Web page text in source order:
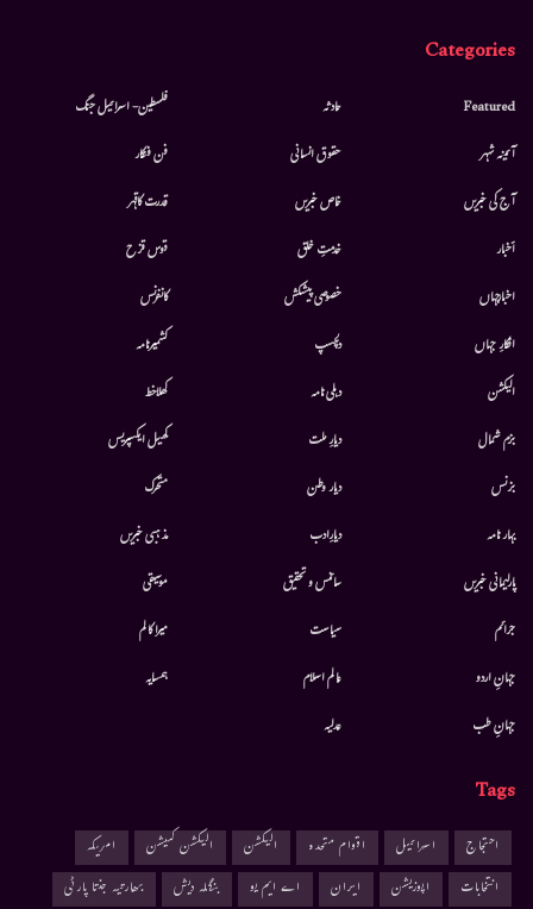
Categories
Featured
آئینہ شہر
آج کی خبریں
أخبار
اخبارجہاں
افکارِ جہاں
الیکشن
بزم شمال
بزنس
بہار نامہ
پارلیمانی خبریں
جرائم
جہانِ اردو
جہانِ طب
حادثہ
حقوق انسانی
خاص خبریں
خدمتِ خلق
خصوصی پیشکش
دلچسپ
دہلی نامہ
دیارِ ملت
دیار وطن
دیارِادب
سائنس و تحقیق
سیاست
عالم اسلام
عدلیہ
فلسطین- اسرائیل جنگ
فن فنکار
قدرت کاقہر
قوس قزح
کانفرنس
کشمیرنامہ
کھلاخط
کھیل ایکسپریس
متحرك
مذہبی خبریں
موسيقى
میرا کالم
ہمسایہ
Tags
احتجاج اسرائیل اقوام متحدہ الیکشن الیکشن کمیشن
امریکہ
انتخابات
اپوزیشن ایران اے ایم یو بنگلہ دیش
بھارتیہ جنتا پارٹی